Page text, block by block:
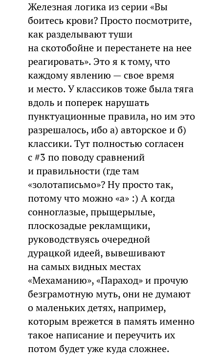
Железная логика из серии «Вы
боитесь крови? Просто посмотрите,
как разделывают туши
на скотобойне и перестанете на нее
реагировать». Это я к тому, что
каждому явлению — свое время
и место. У классиков тоже была тяга
вдоль и поперек нарушать
пунктуационные правила, но им это
разрешалось, ибо а) авторское и б)
классики. Тут полностью согласен
с #3 по поводу сравнений
и правильности (где там
«золотаписьмо»? Ну просто так,
потому что можно «а» :) А когда
сонноглазые, прыщерылые,
плоскозадые рекламщики,
руководствуясь очередной
дурацкой идеей, вывешивают
на самых видных местах
«Мехаманию», «Параход» и прочую
безграмотную муть, они не думают
о маленьких детях, например,
которым врежется в память именно
такое написание и переучить их
потом будет уже куда сложнее.